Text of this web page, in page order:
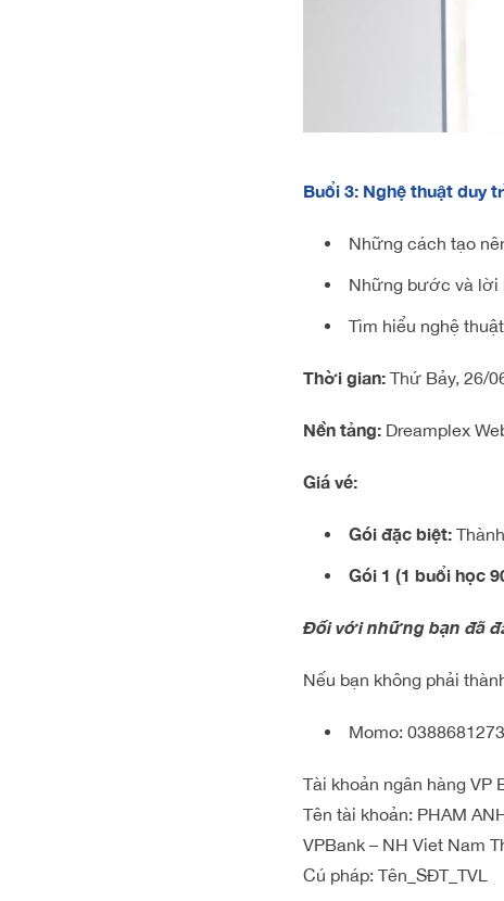
Buổi 3: Nghệ thuật duy
Những cách tạo
Những bước và lời
Tìm hiểu nghệ
Thời gian:Thứ Bảy, 26/
Nền tảng:Dreamplex
Giá vé:
Gói đặc biệt:
Gói 1 (1 buổi học
Đối với những bạn đã
Nếu bạn không phải
Momo:
Tài khoản ngân hàng VP
Tên tài khoản: PHAM
VPBank – NH Viet Nam
Cú pháp: Tên_SĐT_TVL